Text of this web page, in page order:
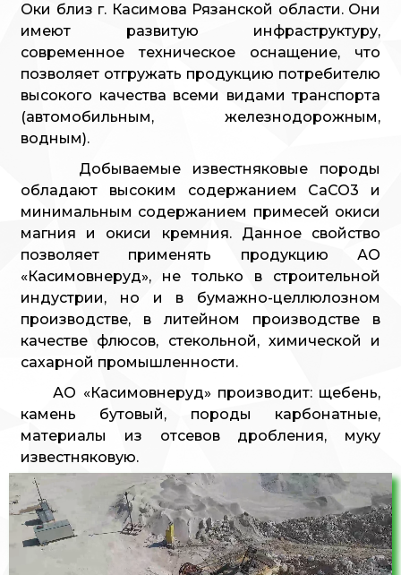
Оки близ г. Касимова Рязанской области. Они
имеют развитую инфраструктуру,
современное техническое оснащение, что
позволяет отгружать продукцию потребителю
высокого качества всеми видами транспорта
(автомобильным, железнодорожным,
водным).
Добываемые известняковые породы
обладают высоким содержанием СаСО3 и
минимальным содержанием примесей окиси
магния и окиси кремния. Данное свойство
позволяет применять продукцию АО
«Касимовнеруд», не только в строительной
индустрии, но и в бумажно-целлюлозном
производстве, в литейном производстве в
качестве флюсов, стекольной, химической и
сахарной промышленности.
АО «Касимовнеруд» производит: щебень,
камень бутовый, породы карбонатные,
материалы из отсевов дробления, муку
известняковую.